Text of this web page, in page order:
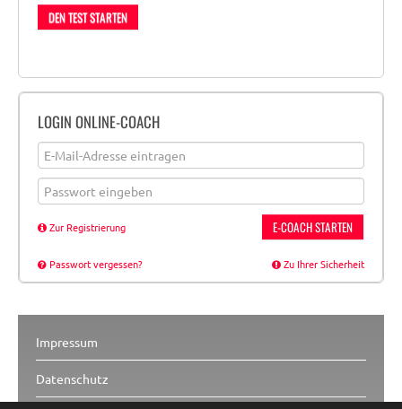
DEN TEST STARTEN
LOGIN ONLINE-COACH
E-COACH STARTEN
Zur Registrierung
Passwort vergessen? Zu Ihrer Sicherheit
Impressum
Datenschutz